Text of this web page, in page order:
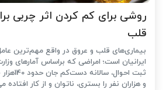
روشی برای کم کردن اثر چربی
قلب
بیماری‌های قلب و عروق در واقع مهم‌ترین
ایرانیان است؛ امراضی که براساس آمارهای
ثبت احوال،
و هزاران نفر را بستری، ناتوان و از کار افتاده